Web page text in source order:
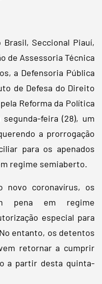
Seccional Piauí,
de Assessoria Técnica
a Defensoria Pública
de Defesa do Direito
Reforma da Política
feira (28), um
a prorrogação
para os apenados
regime semiaberto.
novo coronavírus, os
pena em regime
especial para
entanto, os detentos
retornar a cumprir
a partir desta quinta-